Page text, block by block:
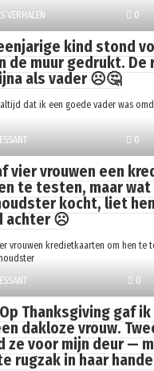
VERHALEN
0
kind stond
de muur gedrukt. De
als vader ☹️🤔
altijd dat ik een goede vader was
0
vier vrouwen een
te testen, maar wat
kocht, liet
achter ☹️
vrouwen kredietkaarten om hen te
0
Thanksgiving gaf
dakloze vrouw.
ze voor mijn deur —
rugzak in haar